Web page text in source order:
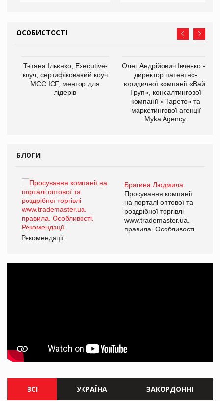
ОСОБИСТОСТІ
Тетяна Ільєнко, Executive-
коуч, сертифікований коуч
МСС ICF, ментор для
лідерів
Олег Андрійович Івченко —
директор патентно-
юридичної компанії «Вайз
Груп», консалтингової
компанії «Парето» та
маркетингової агенції
Myka Agency.
БЛОГИ
Брагина Людмила
Просування компанії
на порталі оптової та
роздрібної торгівлі
www.trademaster.ua.
правила. Особливості.
Рекомендації
ВСІ УКРАЇНА ЗАКОРДОННІ